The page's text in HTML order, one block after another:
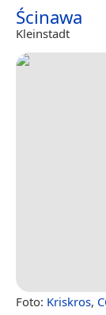
Ścinawa
Kleinstadt
Foto: Kriskros,